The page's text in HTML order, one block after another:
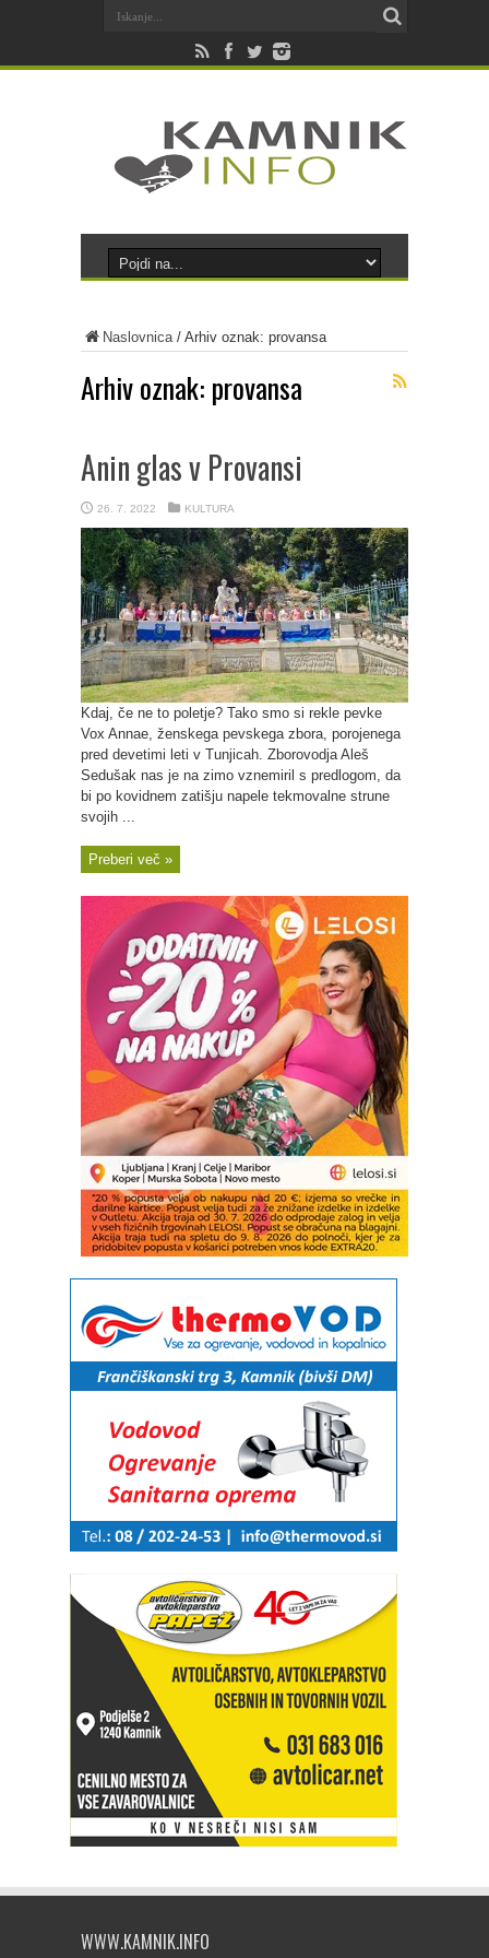
Naslovnica/ Arhiv oznak: provansa
Arhiv oznak: provansa
Anin glas v Provansi
26. 7. 2022 KULTURA
Kdaj, če ne to poletje? Tako smo si rekle pevke
Vox Annae, ženskega pevskega zbora, porojenega
pred devetimi leti v Tunjicah. Zborovodja Aleš
Sedušak nas je na zimo vznemiril s predlogom, da
bi po kovidnem zatišju napele tekmovalne strune
svojih ...
Preberi več »
WWW.KAMNIK.INFO